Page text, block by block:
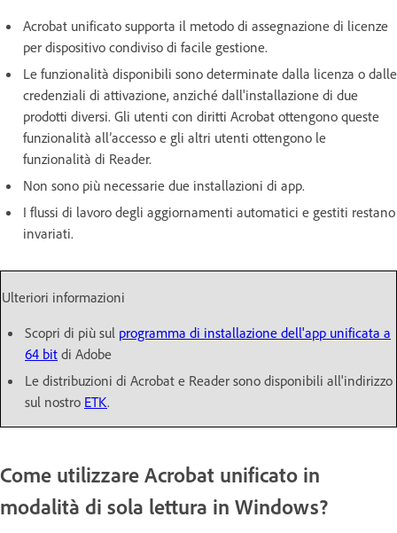
Acrobat unificato supporta il metodo di assegnazione di licenze
per dispositivo condiviso di facile gestione.
Le funzionalità disponibili sono determinate dalla licenza o dalle
credenziali di attivazione, anziché dall'installazione di due
prodotti diversi. Gli utenti con diritti Acrobat ottengono queste
funzionalità all’accesso e gli altri utenti ottengono le
funzionalità di Reader.
Non sono più necessarie due installazioni di app.
I flussi di lavoro degli aggiornamenti automatici e gestiti restano
invariati.
Ulteriori informazioni
Scopri di più sul programma di installazione dell'app unificata a
64 bit di Adobe
Le distribuzioni di Acrobat e Reader sono disponibili all'indirizzo
sul nostro ETK.
Come utilizzare Acrobat unificato in
modalità di sola lettura in Windows?